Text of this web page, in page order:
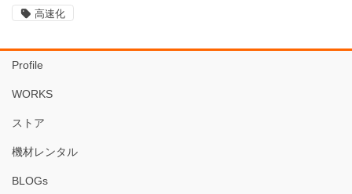
高速化
Profile
WORKS
ストア
機材レンタル
BLOGs